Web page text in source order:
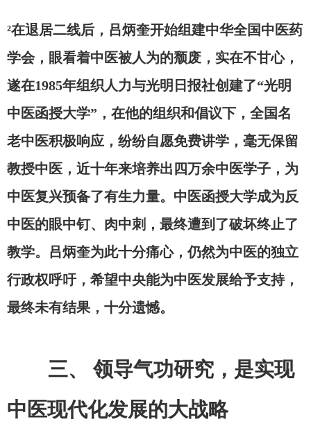
²在退居二线后，吕炳奎开始组建中华全国中医药
学会，眼看着中医被人为的颓废，实在不甘心，
遂在1985年组织人力与光明日报社创建了“光明
中医函授大学”，在他的组织和倡议下，全国名
老中医积极响应，纷纷自愿免费讲学，毫无保留
教授中医，近十年来培养出四万余中医学子，为
中医复兴预备了有生力量。中医函授大学成为反
中医的眼中钉、肉中刺，最终遭到了破坏终止了
教学。吕炳奎为此十分痛心，仍然为中医的独立
行政权呼吁，希望中央能为中医发展给予支持，
最终未有结果，十分遗憾。
三、
领导气功研究，是实现
中医现代化发展的大战略